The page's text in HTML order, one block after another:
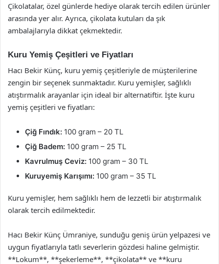
Çikolatalar, özel günlerde hediye olarak tercih edilen ürünler
arasında yer alır. Ayrıca, çikolata kutuları da şık
ambalajlarıyla dikkat çekmektedir.
Kuru Yemiş Çeşitleri ve Fiyatları
Hacı Bekir Künç, kuru yemiş çeşitleriyle de müşterilerine
zengin bir seçenek sunmaktadır. Kuru yemişler, sağlıklı
atıştırmalık arayanlar için ideal bir alternatiftir. İşte kuru
yemiş çeşitleri ve fiyatları:
Çiğ Fındık: 100 gram – 20 TL
Çiğ Badem: 100 gram – 25 TL
Kavrulmuş Ceviz: 100 gram – 30 TL
Kuruyemiş Karışımı: 100 gram – 35 TL
Kuru yemişler, hem sağlıklı hem de lezzetli bir atıştırmalık
olarak tercih edilmektedir.
Hacı Bekir Künç Ümraniye, sunduğu geniş ürün yelpazesi ve
uygun fiyatlarıyla tatlı severlerin gözdesi haline gelmiştir.
**Lokum**, **şekerleme**, **çikolata** ve **kuru